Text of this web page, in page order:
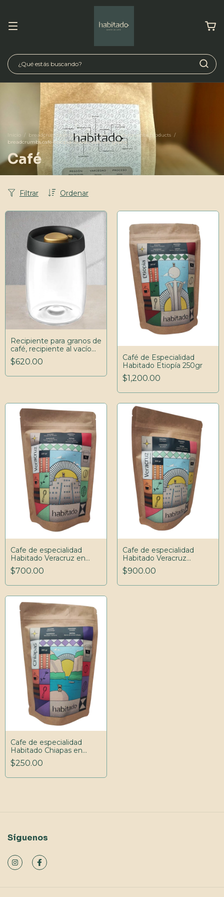
Inicio / breadcrumbs.collections / Café / breadcrumbs.products /
breadcrumbs.cafe-etiopia-lavado-cafe-en-grano
Café
Ordenar
Filtrar
Recipiente para granos de
café, recipiente al vacío
de vidrio, hermético,
multiusos, transparente,
$620.00
Café de Especialidad
Habitado Etiopía 250gr
$1,200.00
Cafe de especialidad
Habitado Veracruz en
Grano 250gr
$700.00
Cafe de especialidad
Habitado Veracruz
Descafeinado en Grano
250gr
$900.00
Cafe de especialidad
Habitado Chiapas en
Grano 250gr
$250.00
Síguenos